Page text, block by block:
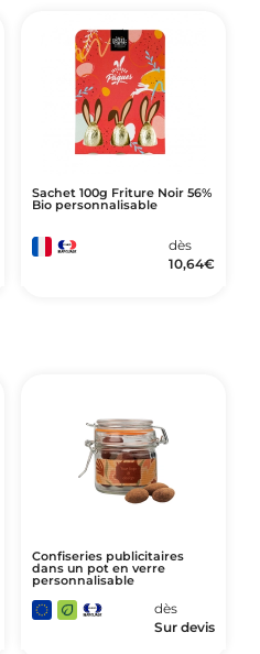
Sachet 100g Friture Noir 56%
Bio personnalisable
dès
10,64€
Confiseries publicitaires
dans un pot en verre
personnalisable
dès
Sur devis